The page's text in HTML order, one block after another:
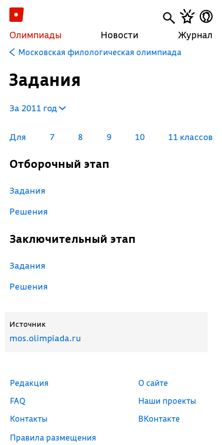
Олимпиады Новости Журнал
Московская филологическая олимпиада
Задания
За 2011 год
Для 7 8 9 10 11 классов
Отборочный этап
Задания
Решения
Заключительный этап
Задания
Решения
Источник
mos.olimpiada.ru
Редакция
FAQ
Контакты
Правила размещения
О сайте
Наши проекты
ВКонтакте